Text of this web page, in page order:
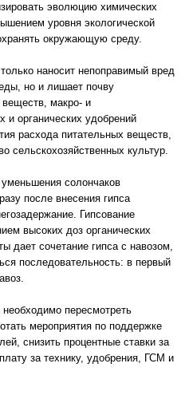
эволюцию химических
уровня экологической
окружающую среду.
наносит непоправимый вред
но и лишает почву
веществ, макро- и
органических удобрений
расхода питательных веществ,
сельскохозяйственных культур.
солончаков
после внесения гипса
Гипсование
высоких доз органических
дает сочетание гипса с навозом,
последовательность: в первый
пересмотреть
мероприятия по поддержке
снизить процентные ставки за
за технику, удобрения, ГСМ и